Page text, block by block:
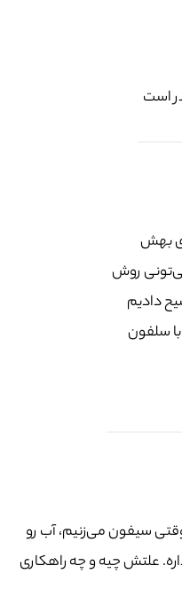
است
بهش
روش
دادیم
سلفون
سیفون می‌زنیم، آب رو
علتش چیه و چه راهکاری